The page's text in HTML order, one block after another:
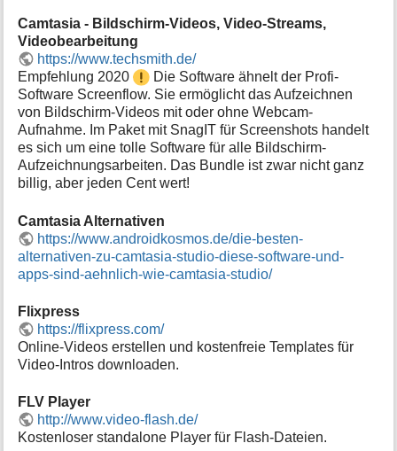
Camtasia - Bildschirm-Videos, Video-Streams,
Videobearbeitung
https://www.techsmith.de/
Empfehlung 2020
Die Software ähnelt der Profi-
Software Screenflow. Sie ermöglicht das Aufzeichnen
von Bildschirm-Videos mit oder ohne Webcam-
Aufnahme. Im Paket mit SnagIT für Screenshots handelt
es sich um eine tolle Software für alle Bildschirm-
Aufzeichnungsarbeiten. Das Bundle ist zwar nicht ganz
billig, aber jeden Cent wert!
Camtasia Alternativen
https://www.androidkosmos.de/die-besten-
alternativen-zu-camtasia-studio-diese-software-und-
apps-sind-aehnlich-wie-camtasia-studio/
Flixpress
https://flixpress.com/
Online-Videos erstellen und kostenfreie Templates für
Video-Intros downloaden.
FLV Player
http://www.video-flash.de/
Kostenloser standalone Player für Flash-Dateien.